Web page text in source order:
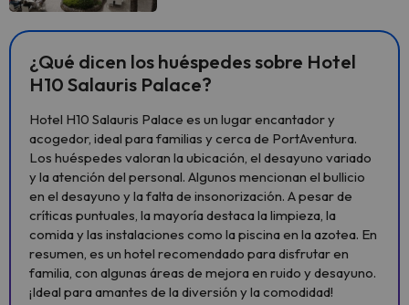
¿Qué dicen los huéspedes sobre Hotel
H10 Salauris Palace?
Hotel H10 Salauris Palace es un lugar encantador y
acogedor, ideal para familias y cerca de PortAventura.
Los huéspedes valoran la ubicación, el desayuno variado
y la atención del personal. Algunos mencionan el bullicio
en el desayuno y la falta de insonorización. A pesar de
críticas puntuales, la mayoría destaca la limpieza, la
comida y las instalaciones como la piscina en la azotea. En
resumen, es un hotel recomendado para disfrutar en
familia, con algunas áreas de mejora en ruido y desayuno.
¡Ideal para amantes de la diversión y la comodidad!